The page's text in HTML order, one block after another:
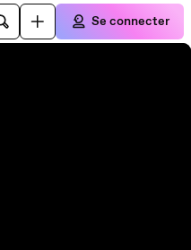
Se connecter